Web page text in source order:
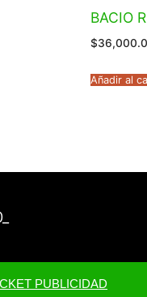
BACIO
$
Añadir al
PUBLICIDAD